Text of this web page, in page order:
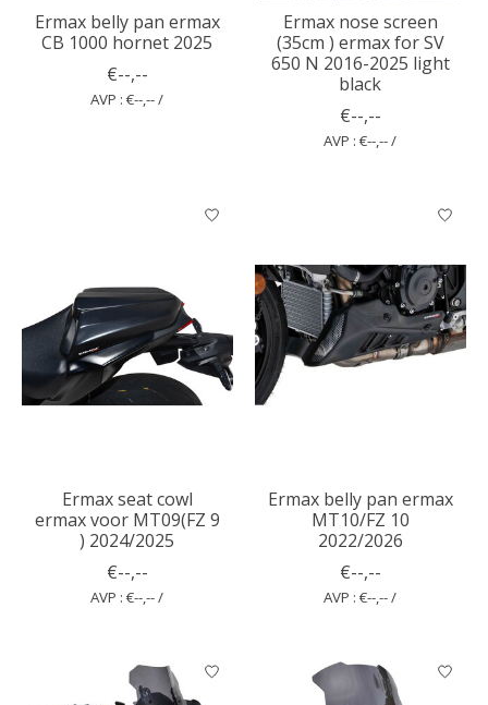
Ermax belly pan ermax
CB 1000 hornet 2025
€--,--
AVP : €--,-- /
Ermax nose screen
(35cm ) ermax for SV
650 N 2016-2025 light
black
€--,--
AVP : €--,-- /
Ermax seat cowl
ermax voor MT09(FZ 9
) 2024/2025
€--,--
AVP : €--,-- /
Ermax belly pan ermax
MT10/FZ 10
2022/2026
€--,--
AVP : €--,-- /